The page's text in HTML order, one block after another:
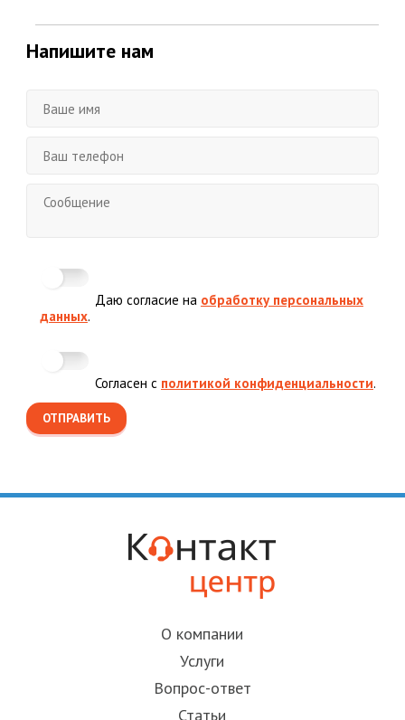
Напишите нам
Даю согласие на обработку персональных
данных.
Согласен с политикой конфиденциальности.
О компании
Услуги
Вопрос-ответ
Статьи